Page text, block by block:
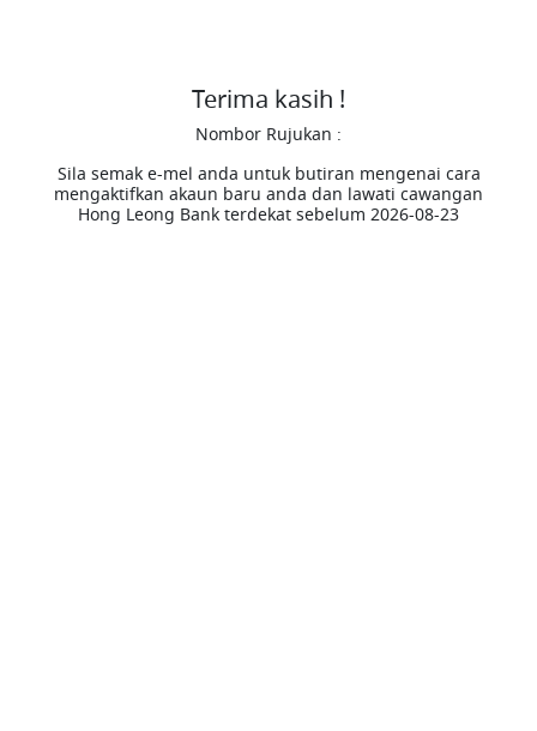
Terima kasih !
Nombor Rujukan :
Sila semak e-mel anda untuk butiran mengenai cara
mengaktifkan akaun baru anda dan lawati cawangan
Hong Leong Bank terdekat sebelum 2026-08-23